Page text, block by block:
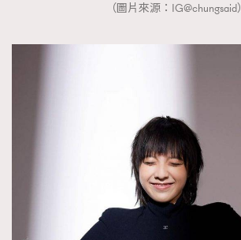
（圖片來源：IG@chungsaid）